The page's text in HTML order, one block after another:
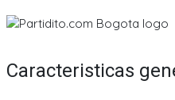
Caracteristicas